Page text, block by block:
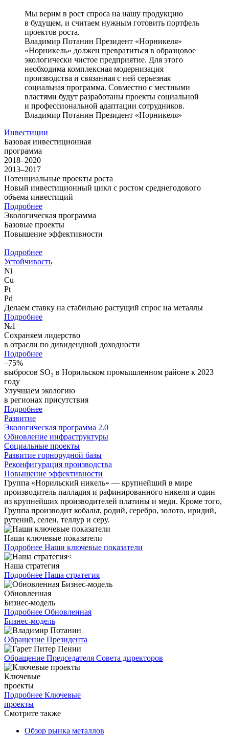
Мы верим в рост спроса на нашу продукцию
в будущем, и считаем нужным готовить портфель
проектов роста.
Владимир Потанин Президент «Норникеля»
«Норникель» должен превратиться в образцовое
экологически чистое предприятие. Для этого
необходима комплексная модернизация
производства и связанная с ней серьезная
социальная программа. Совместно с местными
властями будут разработаны проекты социальной
и профессиональной адаптации сотрудников.
Владимир Потанин Президент «Норникеля»
Инвестиции
Базовая инвестиционная
программа
2018–2020
2013–2017
Потенциальные проекты роста
Новый инвестиционный цикл с ростом среднегодового
объема инвестиций
Подробнее
Экологическая программа
Базовые проекты
Повышение эффективности
Подробнее
Устойчивость
Ni
Cu
Pt
Pd
Делаем ставку на стабильно растущий спрос на металлы
Подробнее
№1
Сохраняем лидерство
в отрасли по дивидендной доходности
Подробнее
–75%
выбросов SO₂ в Норильском промышленном районе к 2023
году
Улучшаем экологию
в регионах присутствия
Подробнее
Развитие
Экологическая программа 2.0
Обновление инфраструктуры
Социальные проекты
Развитие горнорудной базы
Реконфигурация производства
Повышение эффективности
Группа «Норильский никель» — крупнейший в мире
производитель палладия и рафинированного никеля и один
из крупнейших производителей платины и меди. Кроме того,
Группа производит кобальт, родий, серебро, золото, иридий,
рутений, селен, теллур и серу.
Наши ключевые показатели
Подробнее Наши ключевые показатели
Наша стратегия
Подробнее Наша стратегия
Обновленная
Бизнес-модель
Подробнее Обновленная
Бизнес-модель
Обращение Президента
Обращение Председателя Совета директоров
Ключевые
проекты
Подробнее Ключевые
проекты
Смотрите также
Обзор рынка металлов